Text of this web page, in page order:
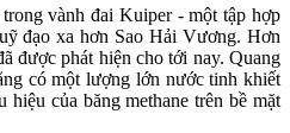
vành đai Kuiper - một tập hợp
đạo xa hơn Sao Hải Vương. Hơn
được phát hiện cho tới nay. Quang
có một lượng lớn nước tinh khiết
của băng methane trên bề mặt